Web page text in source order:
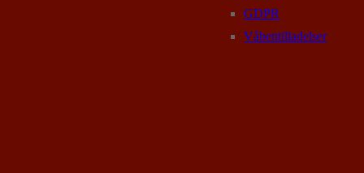
GDPR
Våbentilladelser